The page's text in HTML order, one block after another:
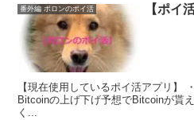
番外編 ポロンのポイ活 【ポイ
【現在使用しているポイ活アプリ】
Bitcoinの上げ下げ予想でBitcoinが貰
く...